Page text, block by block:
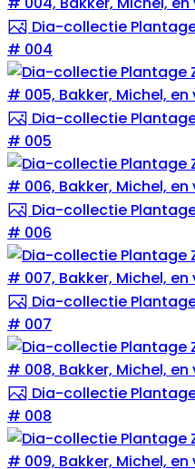
Dia-collectie
# 004
Dia-collectie
# 005
Dia-collectie
# 006
Dia-collectie
# 007
Dia-collectie
# 008